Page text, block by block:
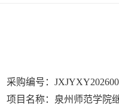
采购编号：
项目名称： 泉州师范学院